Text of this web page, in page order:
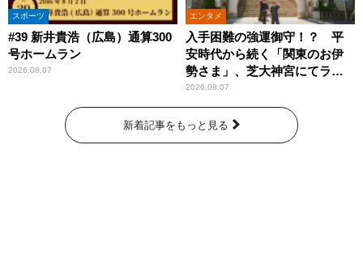
スポーツ
#39 新井貴浩（広島）通算300
号ホームラン
2026.08.07
エンタメ
入手困難の強運御守！？ 平
安時代から続く「関東のお伊
勢さま」、芝大神宮にてラン
パンプスが合格祈願！
2026.08.07
新着記事をもっと見る